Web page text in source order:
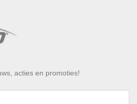
acties en promoties!